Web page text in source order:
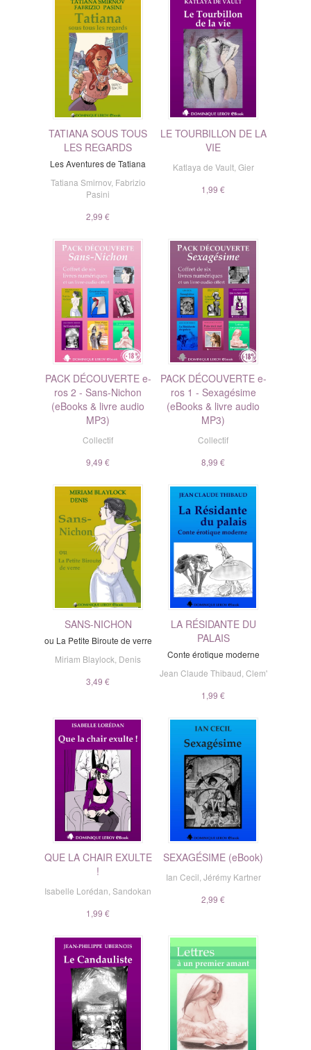
TATIANA SOUS TOUS
LES REGARDS
Les Aventures de Tatiana
Tatiana Smirnov, Fabrizio
Pasini
2,99 €
LE TOURBILLON DE LA
VIE
Katlaya de Vault, Gier
1,99 €
PACK DÉCOUVERTE e-
ros 2 - Sans-Nichon
(eBooks & livre audio
MP3)
Collectif
9,49 €
PACK DÉCOUVERTE e-
ros 1 - Sexagésime
(eBooks & livre audio
MP3)
Collectif
8,99 €
SANS-NICHON
ou La Petite Biroute de verre
Miriam Blaylock Denis
3,49 €
LA RÉSIDANTE DU
PALAIS
Conte érotique moderne
Jean Claude Thibaud Clem'
1,99 €
QUE LA CHAIR EXULTE
!
Isabelle Lorédan Sandokan
1,99 €
SEXAGÉSIME (eBook)
Ian Cecil Jérémy Kartner
2,99 €